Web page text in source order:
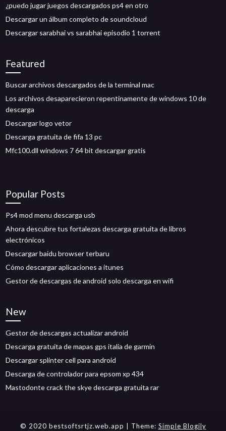
¿puedo jugar juegos descargados ps4 en otro
Descargar un álbum completo de soundcloud
Descargar sarabhai vs sarabhai episodio 1 torrent
Featured
Buscar archivos descargados de la terminal mac
Los archivos desaparecieron repentinamente de windows 10 de
descarga
Descargar logo vetor
Descarga gratuita de fifa 13 pc
Mfc100.dll windows 7 64 bit descargar gratis
Popular Posts
Ps4 mod menu descarga usb
Ahora descubre tus fortalezas descarga gratuita de libros
electrónicos
Descargar baidu browser terbaru
Cómo descargar aplicaciones a itunes
Gestor de descargas de android solo descarga en wifi
New
Gestor de descargas actualizar android
Descarga gratuita de mapas gps italia de garmin
Descargar splinter cell para android
Descarga de controlador para epsom xp 434
Mastodonte crack the skye descarga gratuita rar
© 2020 bestsoftsrtjz.web.app | Theme: Simple Blogily